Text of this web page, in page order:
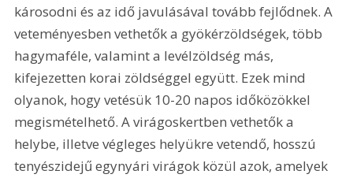
károsodni és az idő javulásával tovább fejlődnek. A
veteményesben vethetők a gyökérzöldségek, több
hagymaféle, valamint a levélzöldség más,
kifejezetten korai zöldséggel együtt. Ezek mind
olyanok, hogy vetésük 10-20 napos időközökkel
megismételhető. A virágoskertben vethetők a
helybe, illetve végleges helyükre vetendő, hosszú
tenyészidejű egynyári virágok közül azok, amelyek